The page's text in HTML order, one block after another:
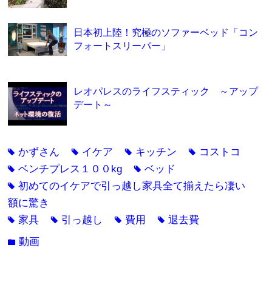
日本初上陸！究極のソファーベッド「コン
フォートスリーパー」
レオパレスのライフスティック ～アップ
デート～
tag かずさん tag イケア tag キッチン tag コストコ
tagベンチプレス１００kg tagベッド
tag初めてのイケアで引っ越し家具全て揃えたら凄い
額に驚き
tag 家具 tag 引っ越し tag 費用 tag退去費
folder動画